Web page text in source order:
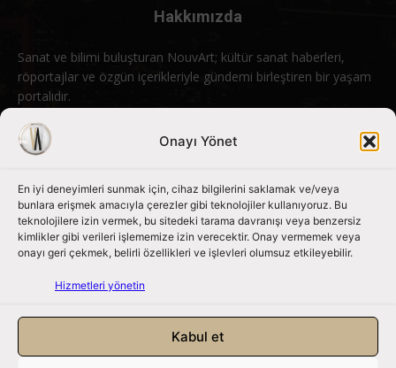
Onayı Yönet
En iyi deneyimleri sunmak için, cihaz bilgilerini saklamak ve/veya
bunlara erişmek amacıyla çerezler gibi teknolojiler kullanıyoruz. Bu
teknolojilere izin vermek, bu sitedeki tarama davranışı veya benzersiz
kimlikler gibi verileri işlememize izin verecektir. Onay vermemek veya
onayı geri çekmek, belirli özellikleri ve işlevleri olumsuz etkileyebilir.
Hizmetleri yönetin
Kabul et
Hakkımızda
Sanat ve bilimi buluşturan NouvArt; kültür sanat haberleri,
röportajlar ve özgün içerikleriyle gündemi birleştiren bir yaşam
portalıdır.
Bizimle iletişime geçin: info@nouvart.net
Bizi Takip Edin